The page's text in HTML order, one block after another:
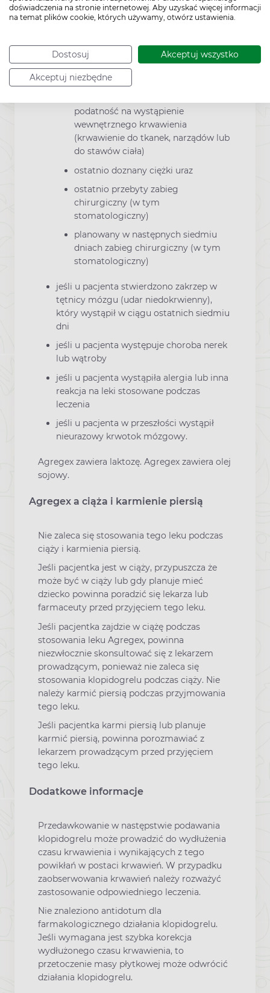
doświadczenia na stronie internetowej. Aby uzyskać więcej informacji
na temat plików cookie, których używamy, otwórz ustawienia.
Dostosuj Akceptuj wszystko
Akceptuj niezbędne
należy omówić to z lekarzem lub farmaceutą.
stan chorobowy, który powoduje
ryzyko wewnętrznego krwawienia
(np. wrzód żołądka)
podatność na wystąpienie
wewnętrznego krwawienia
(krwawienie do tkanek, narządów lub
do stawów ciała)
ostatnio doznany ciężki uraz
ostatnio przebyty zabieg
chirurgiczny (w tym
stomatologiczny)
planowany w następnych siedmiu
dniach zabieg chirurgiczny (w tym
stomatologiczny)
jeśli u pacjenta stwierdzono zakrzep w
tętnicy mózgu (udar niedokrwienny),
który wystąpił w ciągu ostatnich siedmiu
dni
jeśli u pacjenta występuje choroba nerek
lub wątroby
jeśli u pacjenta wystąpiła alergia lub inna
reakcja na leki stosowane podczas
leczenia
jeśli u pacjenta w przeszłości wystąpił
nieurazowy krwotok mózgowy.
Agregex zawiera laktozę. Agregex zawiera olej
sojowy.
Agregex a ciąża i karmienie piersią
Nie zaleca się stosowania tego leku podczas
ciąży i karmienia piersią.
Jeśli pacjentka jest w ciąży, przypuszcza że
może być w ciąży lub gdy planuje mieć
dziecko powinna poradzić się lekarza lub
farmaceuty przed przyjęciem tego leku.
Jeśli pacjentka zajdzie w ciążę podczas
stosowania leku Agregex, powinna
niezwłocznie skonsultować się z lekarzem
prowadzącym, ponieważ nie zaleca się
stosowania klopidogrelu podczas ciąży. Nie
należy karmić piersią podczas przyjmowania
tego leku.
Jeśli pacjentka karmi piersią lub planuje
karmić piersią, powinna porozmawiać z
lekarzem prowadzącym przed przyjęciem
tego leku.
Dodatkowe informacje
Przedawkowanie w następstwie podawania
klopidogrelu może prowadzić do wydłużenia
czasu krwawienia i wynikających z tego
powikłań w postaci krwawień. W przypadku
zaobserwowania krwawień należy rozważyć
zastosowanie odpowiedniego leczenia.
Nie znaleziono antidotum dla
farmakologicznego działania klopidogrelu.
Jeśli wymagana jest szybka korekcja
wydłużonego czasu krwawienia, to
przetoczenie masy płytkowej może odwrócić
działania klopidogrelu.